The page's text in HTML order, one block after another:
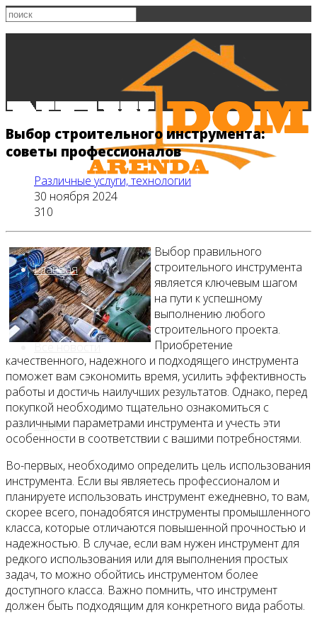
Главная
Все новости
Видео
Выбор строительного инструмента:
советы профессионалов
Различные услуги, технологии
30 ноября 2024
310
Выбор правильного
строительного инструмента
является ключевым шагом
на пути к успешному
выполнению любого
строительного проекта.
Приобретение
качественного, надежного и подходящего инструмента
поможет вам сэкономить время, усилить эффективность
работы и достичь наилучших результатов. Однако, перед
покупкой необходимо тщательно ознакомиться с
различными параметрами инструмента и учесть эти
особенности в соответствии с вашими потребностями.
Во-первых, необходимо определить цель использования
инструмента. Если вы являетесь профессионалом и
планируете использовать инструмент ежедневно, то вам,
скорее всего, понадобятся инструменты промышленного
класса, которые отличаются повышенной прочностью и
надежностью. В случае, если вам нужен инструмент для
редкого использования или для выполнения простых
задач, то можно обойтись инструментом более
доступного класса. Важно помнить, что инструмент
должен быть подходящим для конкретного вида работы.